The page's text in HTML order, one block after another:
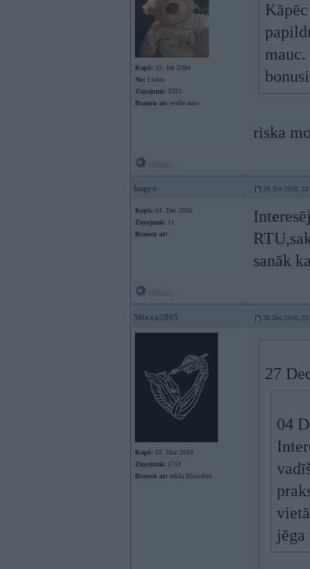
Kopš: 29. Jul 2004
No: Ludza
Ziņojumi: 3323
Braucu ar: svešu auto
riska
hapro 28. Dec 2016,
Kopš: 04. Dec 2016
Ziņojumi: 11
Braucu ar:
sanāk
Mixxx2005 28. Dec 2016,
Kopš: 03. Mar 2010
Ziņojumi: 1718
Braucu ar: seklu filosofiju.
27
04
jēga